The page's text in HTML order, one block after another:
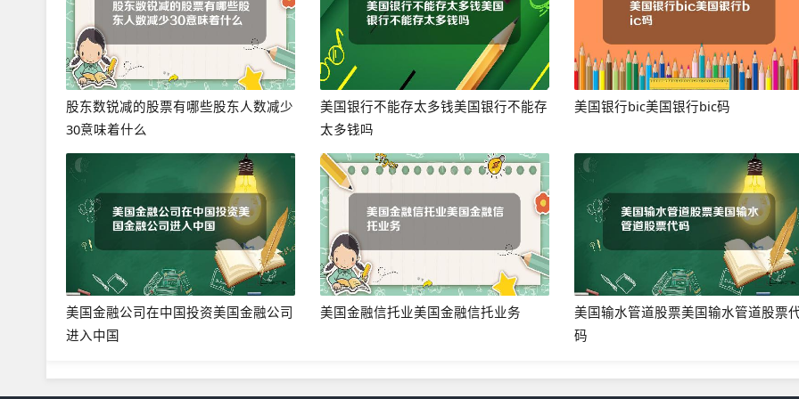
股东数锐减的股票有哪些股东人数减少
30意味着什么
美国银行不能存太多钱美国银行不能存
太多钱吗
美国银行bic美国银行bic码
美国金融公司在中国投资美国金融公司
进入中国
美国金融信托业美国金融信托业务
美国输水管道股票美国输水管道股票
码